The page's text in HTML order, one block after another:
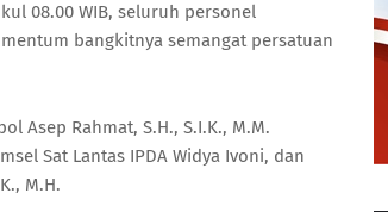
08.00 WIB, seluruh personel
bangkitnya semangat persatuan
Asep Rahmat, S.H., S.I.K., M.M.
Sat Lantas IPDA Widya Ivoni, dan
M.H.